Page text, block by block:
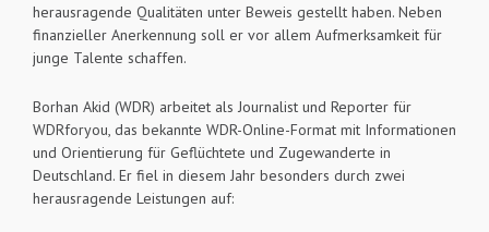
herausragende Qualitäten unter Beweis gestellt haben. Neben
finanzieller Anerkennung soll er vor allem Aufmerksamkeit für
junge Talente schaffen.
Borhan Akid (WDR) arbeitet als Journalist und Reporter für
WDRforyou, das bekannte WDR-Online-Format mit Informationen
und Orientierung für Geflüchtete und Zugewanderte in
Deutschland. Er fiel in diesem Jahr besonders durch zwei
herausragende Leistungen auf: